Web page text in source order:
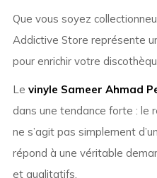
Que vous soyez
Addictive Store représente
pour enrichir votre
Le vinyle Sameer Ahmad
dans une tendance forte : le
ne s’agit pas simplement
répond à une véritable
et qualitatifs.